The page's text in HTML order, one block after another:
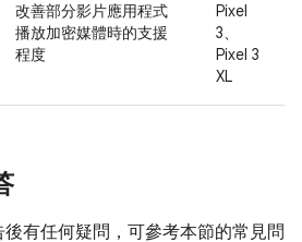
改善部分影片應用程式
播放加密媒體時的支援
程度
Pixel
3、
Pixel 3
XL
有任何疑問，可參考本節的常見問